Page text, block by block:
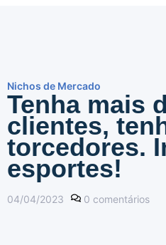
Nichos de Mercado
Tenha mais
clientes,
torcedores.
esportes!
04/04/2023 0 comentários